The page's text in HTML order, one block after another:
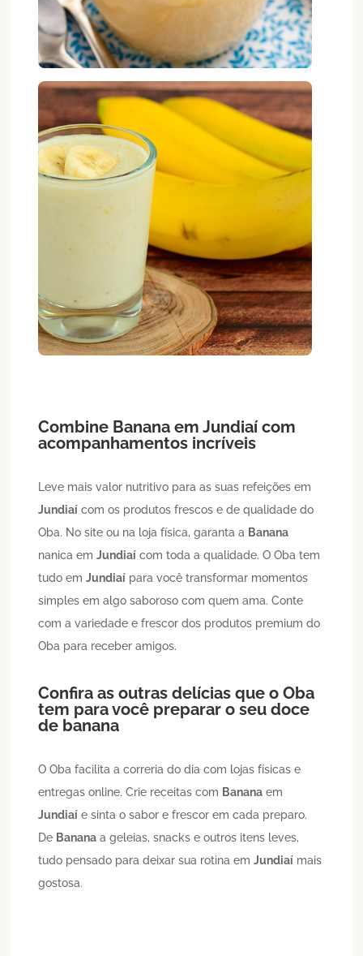
Combine Banana emJundiaí com
acompanhamentos incríveis
Leve mais valor nutritivo para as suas refeições em
Jundiaí com os produtos frescos e de qualidade do
Oba. No site ou na loja física, garanta a Banana
nanica emJundiaí com toda a qualidade. O Oba tem
tudo emJundiaí para você transformar momentos
simples em algo saboroso com quem ama. Conte
com a variedade e frescor dos produtos premium do
Oba para receber amigos.
Confira as outras delícias que o Oba
tem para você preparar o seu doce
de banana
O Oba facilita a correria do dia com lojas físicas e
entregas online. Crie receitas com Banana em
Jundiaí e sinta o sabor e frescor em cada preparo.
De Banana a geleias, snacks e outros itens leves,
tudo pensado para deixar sua rotina emJundiaí mais
gostosa.